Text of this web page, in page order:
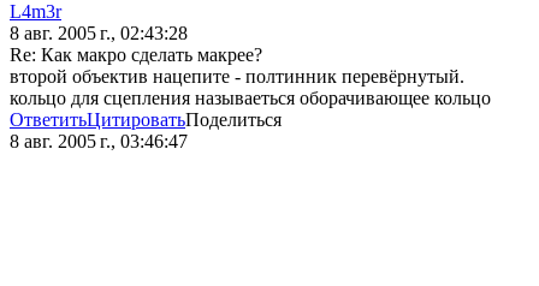
L4m3r
8 авг. 2005 г., 02:43:28
Re: Как макро сделать макрее?
второй объектив нацепите - полтинник перевёрнутый.
кольцо для сцепления называеться оборачивающее кольцо
ОтветитьЦитироватьПоделиться
8 авг. 2005 г., 03:46:47